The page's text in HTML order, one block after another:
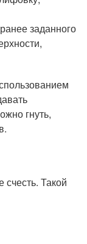
заданного
гнуть,
счесть. Такой